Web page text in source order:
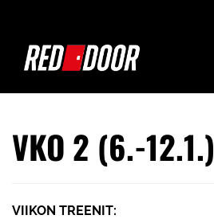
VKO 2 (6.-12.1.)
VIIKON TREENIT: